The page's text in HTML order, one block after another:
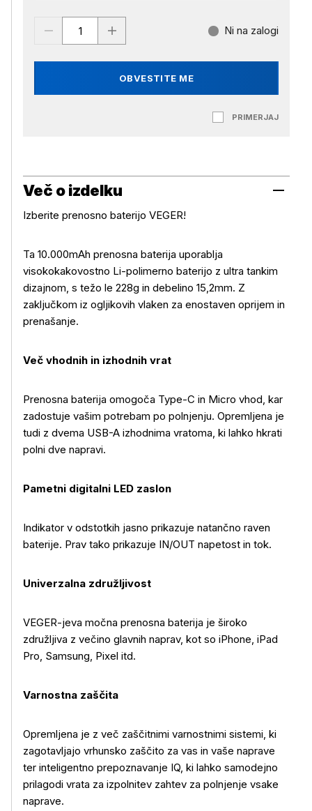
OBVESTITE ME
Ni na zalogi
PRIMERJAJ
Več o izdelku
Izberite prenosno baterijo VEGER!
Ta 10.000mAh prenosna baterija uporablja
visokokakovostno Li-polimerno baterijo z ultra tankim
dizajnom, s težo le 228g in debelino 15,2mm. Z
zaključkom iz ogljikovih vlaken za enostaven oprijem in
prenašanje.
Več vhodnih in izhodnih vrat
Prenosna baterija omogoča Type-C in Micro vhod, kar
zadostuje vašim potrebam po polnjenju. Opremljena je
tudi z dvema USB-A izhodnima vratoma, ki lahko hkrati
polni dve napravi.
Pametni digitalni LED zaslon
Indikator v odstotkih jasno prikazuje natančno raven
baterije. Prav tako prikazuje IN/OUT napetost in tok.
Univerzalna združljivost
VEGER-jeva močna prenosna baterija je široko
združljiva z večino glavnih naprav, kot so iPhone, iPad
Pro, Samsung, Pixel itd.
Varnostna zaščita
Opremljena je z več zaščitnimi varnostnimi sistemi, ki
zagotavljajo vrhunsko zaščito za vas in vaše naprave
ter inteligentno prepoznavanje IQ, ki lahko samodejno
prilagodi vrata za izpolnitev zahtev za polnjenje vsake
naprave.